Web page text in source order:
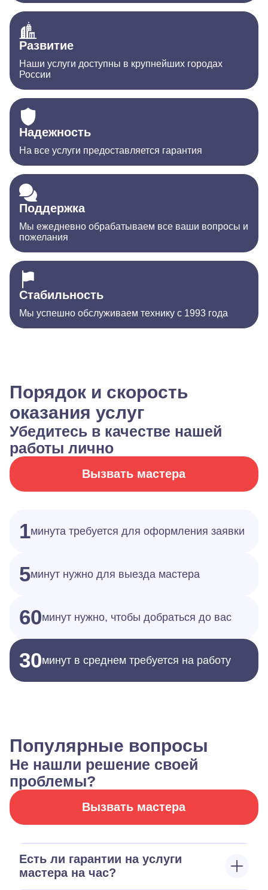
Развитие
Наши услуги доступны в крупнейших городах
России
Надежность
На все услуги предоставляется гарантия
Поддержка
Мы ежедневно обрабатываем все ваши вопросы и
пожелания
Стабильность
Мы успешно обслуживаем технику с 1993 года
Порядок и скорость
оказания услуг
Убедитесь в качестве нашей
работы лично
Вызвать мастера
1минута требуется для оформления заявки
5минут нужно для выезда мастера
60минут нужно, чтобы добраться до вас
30минут в среднем требуется на работу
Популярные вопросы
Не нашли решение своей
проблемы?
Вызвать мастера
Есть ли гарантии на услуги
мастера на час?